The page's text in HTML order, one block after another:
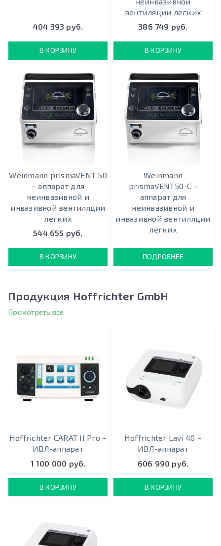
404 393 руб.
В КОРЗИНУ
вентиляции легких
386 749 руб.
В КОРЗИНУ
Weinmann prismaVENT 50
– аппарат для
неинвазивной и
инвазивной вентиляции
легких
544 655 руб.
В КОРЗИНУ
Weinmann
prismaVENT50-C -
аппарат для
неинвазивной и
инвазивной вентиляции
легких
ПОДРОБНЕЕ
Продукция Hoffrichter GmbH
Посмотреть все
Hoffrichter CARAT II Pro –
ИВЛ-аппарат
1 100 000 руб.
В КОРЗИНУ
Hoffrichter Lavi 40 –
ИВЛ-аппарат
606 990 руб.
В КОРЗИНУ